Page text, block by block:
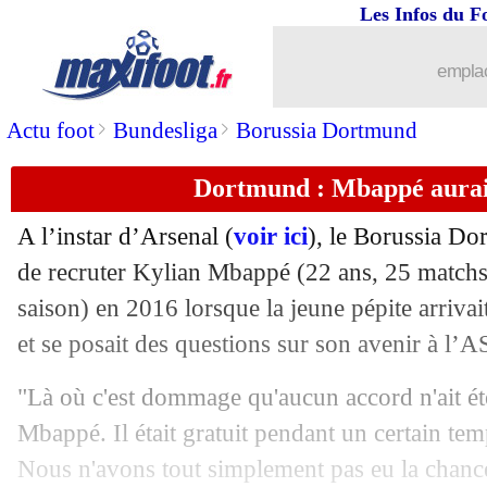
Actu foot> Bundesliga> Borussia Dortmund
Les Infos du
Dortmund : Mbappé
A l’instar d’Arsenal (voir ici), le Borussia
de recruter Kylian Mbappé (22 ans, 25
saison) en 2016 lorsque la jeune pépite
et se posait des questions sur son avenir à
"Là où c'est dommage qu'aucun accord n'ait
Mbappé. Il était gratuit pendant un certain
Nous n'avons tout simplement pas eu la
: l'Atletico n'oublie pas Thauvin
31/03 Espagne: Luis Enrique justifie sa
Allemagne: Kroos se paie le Qatar
31/03 Chelsea: Mendy n'était pas le
31/03 Man Utd: le club insiste pour Cavani
31/03 VIDEO : l'émotion d'El Haddadi
31/03 Juve : un poste proposé à Buffon ?
31/03 PHOTO : Delort, le clin d'oeil